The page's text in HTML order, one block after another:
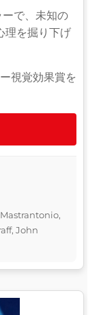
で、未知の
理を掘り下げ
視覚効果賞を
John